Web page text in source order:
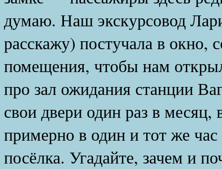
думаю. Наш экскурсовод
расскажу) постучала в окно,
помещения, чтобы нам
про зал ожидания станции
свои двери один раз в
примерно в один и тот же
посёлка. Угадайте, зачем и